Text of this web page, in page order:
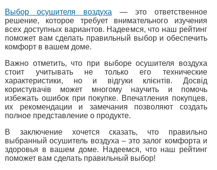
Выбор осушителя воздуха — это ответственное
решение, которое требует внимательного изучения
всех доступных вариантов. Надеемся, что наш рейтинг
поможет вам сделать правильный выбор и обеспечить
комфорт в вашем доме.
Важно отметить, что при выборе осушителя воздуха
стоит учитывать не только его технические
характеристики, но и відгуки клієнтів. Досвід
користувачів может многому научить и помочь
избежать ошибок при покупке. Впечатления покупцев,
их рекомендации и замечания позволяют создать
полное представление о продукте.
В заключение хочется сказать, что правильно
выбранный осушитель воздуха – это залог комфорта и
здоровья в вашем доме. Надеемся, что наш рейтинг
поможет вам сделать правильный выбор!